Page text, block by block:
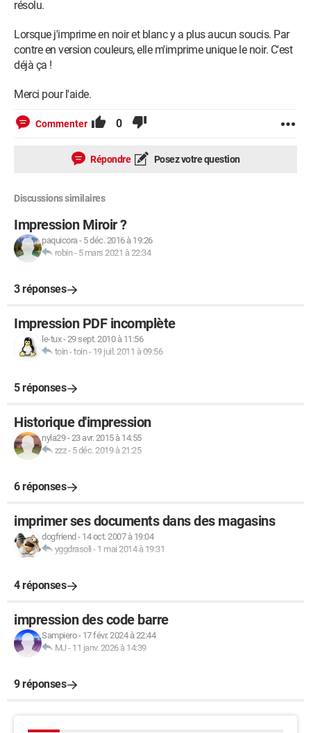
résolu.
Lorsque j'imprime en noir et blanc y a plus aucun soucis. Par
contre en version couleurs, elle m'imprime unique le noir. C'est
déjà ça !
Merci pour l'aide.
Commenter 0
Répondre Posez votre question
Discussions similaires
Impression Miroir ?
paquicora- 5 déc. 2016 à 19:26
robin- 5 mars 2021 à 22:34
3 réponses
Impression PDF incomplète
le-tux-29 sept. 2010 à 11:56
toin - toin- 19 juil. 2011 à 09:56
5 réponses
Historique d'impression
nyla29-23 avr. 2015 à 14:55
zzz- 5 déc. 2019 à 21:25
6 réponses
imprimer ses documents dans des magasins
dogfriend - 14 oct. 2007 à 19:04
yggdrasoli - 1 mai 2014 à 19:31
4 réponses
impression des code barre
Sampiero- 17 févr. 2024 à 22:44
MJ - 11 janv. 2026 à 14:39
9 réponses